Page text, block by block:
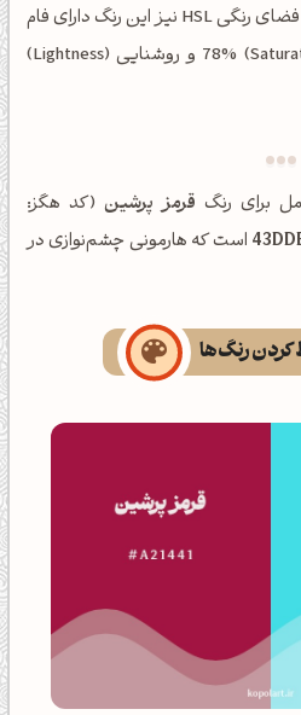
مشکی (Key/Black) است. در فضای رنگی HSL نیز این رنگ دارای فام
(Hue) 341° درجه، اشباع (Saturation) 78% و روشنایی (Lightness)
برای رنگ قرمز پرشین(کد هگز:
است که هارمونی چشم‌نوازی در
کردن رنگ‌ها